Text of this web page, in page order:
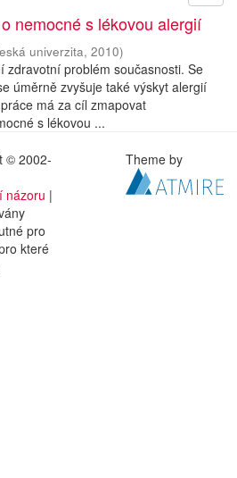
nemocné s lékovou alergií
univerzita, 2010)
zdravotní problém současnosti. Se
úměrně zvyšuje také výskyt alergií
má za cíl zmapovat
s lékovou ...
© 2002-
názoru |
pro
které
Theme by